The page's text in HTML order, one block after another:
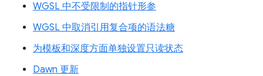
WGSL 中不受限制的指针形参
WGSL 中取消引用复合项的语法糖
为模板和深度方面单独设置只读状态
Dawn 更新